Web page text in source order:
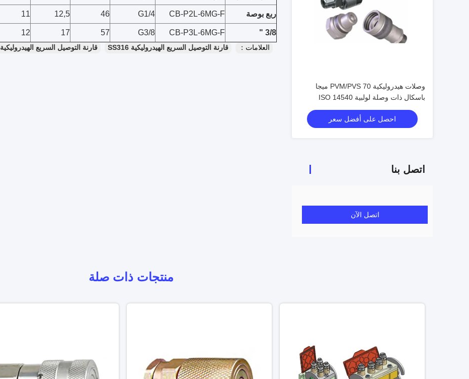
وصلات هيدروليكية PVM/PVS 70 ميجا
باسكال ذات وصلة لولبية ISO 14540
موصلات صمام مخروطي عالي الضغط
احصل على أفضل سعر
اتصل بنا
اتصل الآن
ربع بوصة CB-P2L-6MG-F
G1/4
46
12,5
11
3/8 "
CB-P3L-6MG-F
G3/8
57
17
12
العلامات： قارنة التوصيل السريع الهيدروليكية SS316 قارنة التوصيل السريع الهيدروليكية BSP
منتجات ذات صلة